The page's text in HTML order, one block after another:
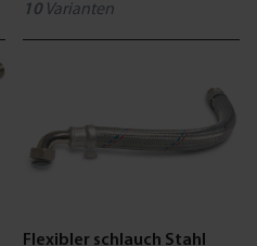
10 Varianten
Flexibler schlauch Stahl